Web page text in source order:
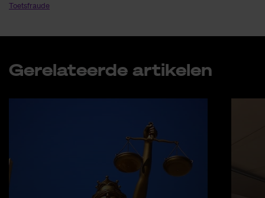
Toetsfraude
Ge­re­la­teer­de ar­ti­ke­len